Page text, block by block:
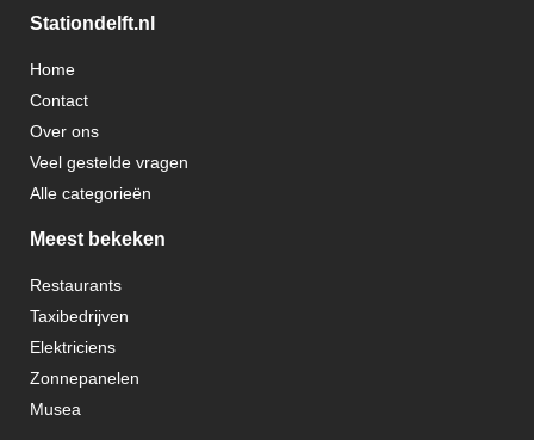
Stationdelft.nl
Home
Contact
Over ons
Veel gestelde vragen
Alle categorieën
Meest bekeken
Restaurants
Taxibedrijven
Elektriciens
Zonnepanelen
Musea